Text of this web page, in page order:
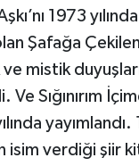
1973
Şafağa
mistik
Sığınırım
yayımlandı.
isim verdiği şiir